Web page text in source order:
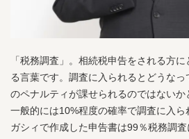
「税務調査」。相続税申告をされる方
る言葉です。調査に入られるとどうなっ
のペナルティが課せられるのではないか
一般的には10%程度の確率で調査に入ら
ガシィで作成した申告書は99％税務調査